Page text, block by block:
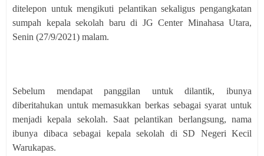
ditelepon untuk mengikuti pelantikan sekaligus pengangkatan
sumpah kepala sekolah baru di JG Center Minahasa Utara,
Senin (27/9/2021) malam.
Sebelum mendapat panggilan untuk dilantik, ibunya
diberitahukan untuk memasukkan berkas sebagai syarat untuk
menjadi kepala sekolah. Saat pelantikan berlangsung, nama
ibunya dibaca sebagai kepala sekolah di SD Negeri Kecil
Warukapas.